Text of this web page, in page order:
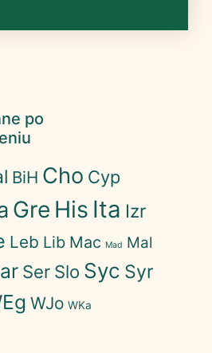
po
BiH Cho Cyp
Gre His Ita Izr
Leb Lib Mac Mad Mal
Ser Slo Syc Syr
WJo WKa